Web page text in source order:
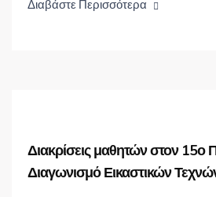
Διαβάστε Περισσότερα
Διακρίσεις μαθητών στον 15ο
Διαγωνισμό Εικαστικών